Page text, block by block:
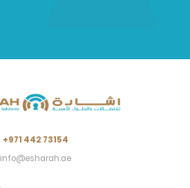
+971 442 73154
info@esharah.ae